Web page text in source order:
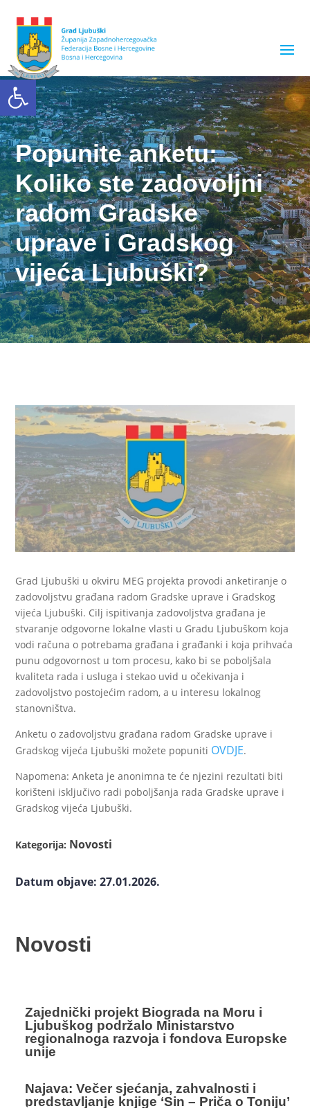
Popunite anketu:
Koliko ste zadovoljni
radom Gradske
uprave i Gradskog
vijeća Ljubuški?
Grad Ljubuški u okviru MEG projekta provodi anketiranje o
zadovoljstvu građana radom Gradske uprave i Gradskog
vijeća Ljubuški. Cilj ispitivanja zadovoljstva građana je
stvaranje odgovorne lokalne vlasti u Gradu Ljubuškom koja
vodi računa o potrebama građana i građanki i koja prihvaća
punu odgovornost u tom procesu, kako bi se poboljšala
kvaliteta rada i usluga i stekao uvid u očekivanja i
zadovoljstvo postojećim radom, a u interesu lokalnog
stanovništva.
Anketu o zadovoljstvu građana radom Gradske uprave i
Gradskog vijeća Ljubuški možete popuniti OVDJE.
Napomena: Anketa je anonimna te će njezini rezultati biti
korišteni isključivo radi poboljšanja rada Gradske uprave i
Gradskog vijeća Ljubuški.
Kategorija: Novosti
Datum objave: 27.01.2026.
Novosti
Zajednički projekt Biograda na Moru i
Ljubuškog podržalo Ministarstvo
regionalnoga razvoja i fondova Europske
unije
Najava: Večer sjećanja, zahvalnosti i
predstavljanje knjige ‘Sin – Priča o Toniju’
Open toolbar